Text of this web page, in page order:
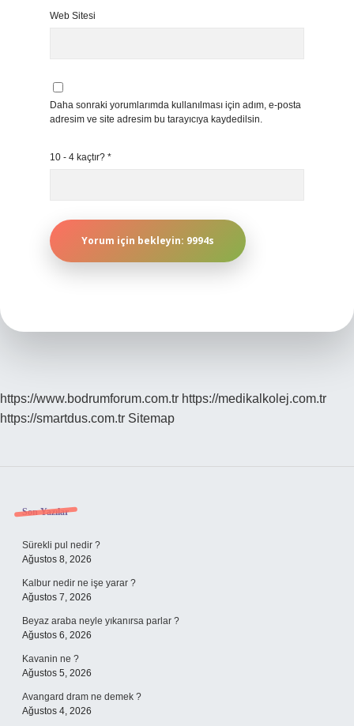
Web Sitesi
Daha sonraki yorumlarımda kullanılması için adım, e-posta
adresim ve site adresim bu tarayıcıya kaydedilsin.
10 - 4 kaçtır? *
https://www.bodrumforum.com.tr https://medikalkolej.com.tr
https://smartdus.com.tr Sitemap
Sidebar
Son Yazılar
Sürekli pul nedir ?
Ağustos 8, 2026
Kalbur nedir ne işe yarar ?
Ağustos 7, 2026
Beyaz araba neyle yıkanırsa parlar ?
Ağustos 6, 2026
Kavanin ne ?
Ağustos 5, 2026
Avangard dram ne demek ?
Ağustos 4, 2026